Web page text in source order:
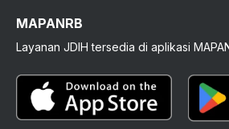
MAPANRB
Layanan JDIH tersedia di aplikasi